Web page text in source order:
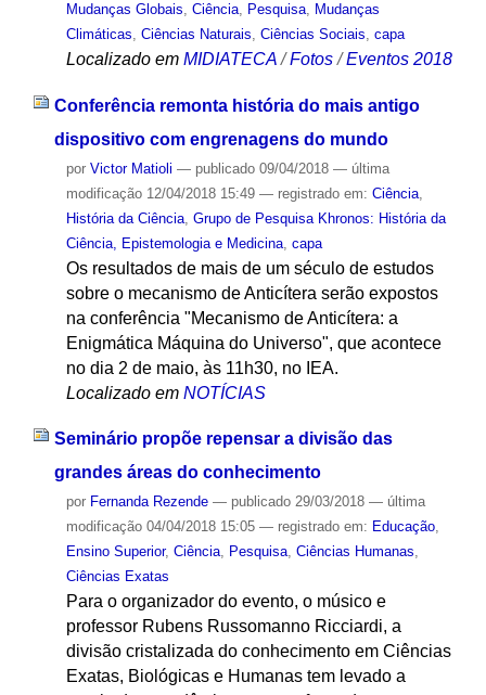
Mudanças Globais, Ciência, Pesquisa, Mudanças
Climáticas, Ciências Naturais, Ciências Sociais, capa
Localizado em MIDIATECA /Fotos /Eventos 2018
Conferência remonta história do mais antigo
dispositivo com engrenagens do mundo
por Victor Matioli — publicado09/04/2018 — última
modificação12/04/2018 15:49 — registrado em: Ciência,
História da Ciência, Grupo de Pesquisa Khronos: História da
Ciência, Epistemologia e Medicina, capa
Os resultados de mais de um século de estudos
sobre o mecanismo de Anticítera serão expostos
na conferência "Mecanismo de Anticítera: a
Enigmática Máquina do Universo", que acontece
no dia 2 de maio, às 11h30, no IEA.
Localizado em NOTÍCIAS
Seminário propõe repensar a divisão das
grandes áreas do conhecimento
por Fernanda Rezende — publicado29/03/2018 — última
modificação04/04/2018 15:05 — registrado em: Educação,
Ensino Superior, Ciência, Pesquisa, Ciências Humanas,
Ciências Exatas
Para o organizador do evento, o músico e
professor Rubens Russomanno Ricciardi, a
divisão cristalizada do conhecimento em Ciências
Exatas, Biológicas e Humanas tem levado a